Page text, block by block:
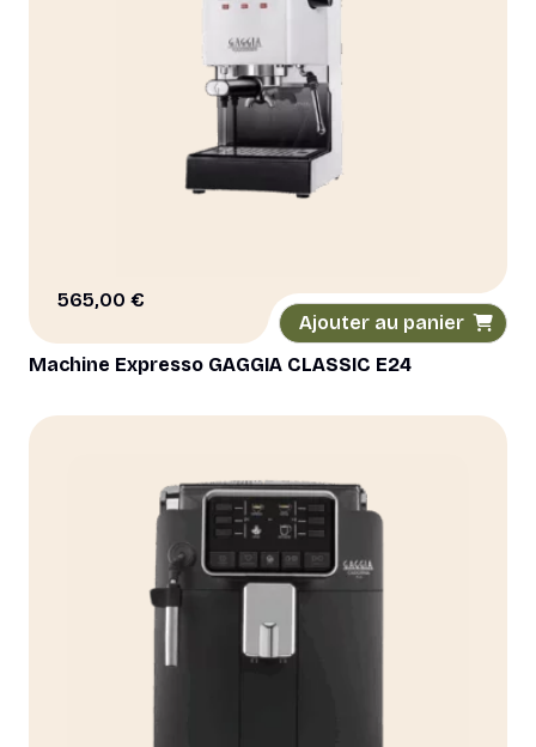
565,00 €
Ajouter au panier
Machine Expresso GAGGIA CLASSIC E24